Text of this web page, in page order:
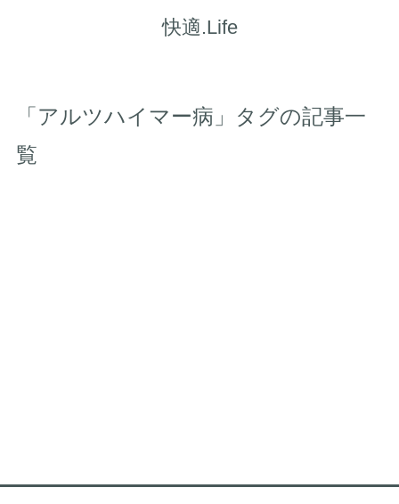
快適.Life
「アルツハイマー病」タグの記事一
覧